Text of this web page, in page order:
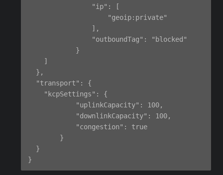
                "ip": [
                    "geoip:private"
                ],
                "outboundTag": "blocked"
            }
    ]
  },
  "transport": {
    "kcpSettings": {
            "uplinkCapacity": 100,
            "downlinkCapacity": 100,
            "congestion": true
        }
  }